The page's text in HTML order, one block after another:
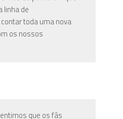
linha de
toda uma nova
os nossos
que os fãs